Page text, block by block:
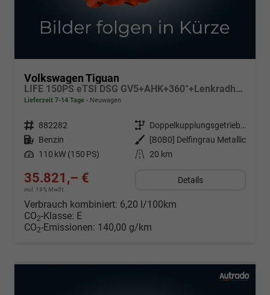
Volkswagen Tiguan
LIFE 150PS eTSI DSG GV5+AHK+360°+Lenkradheiz+IQ.Drive+ACC+App+eHeck+LED
Lieferzeit 7-14 Tage Neuwagen
Fahrzeugnr. 882282 Getriebe
Doppelkupplungsgetriebe (DSG)
Kraftstoff Benzin Außenfarbe
[B0B0] Delfingrau Metallic
Leistung 110 kW (150 PS) Kilometerstand 20 km
35.821,– €
incl. 19% MwSt.
Details
Verbrauch kombiniert: 6,20 l/100km
CO2-Klasse: E
CO2-Emissionen: 140,00 g/km